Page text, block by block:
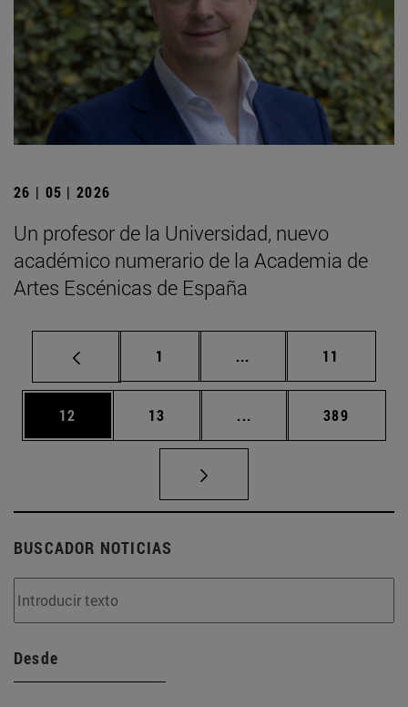
26 | 05 | 2026
Un profesor de la Universidad, nuevo
académico numerario de la Academia de
Artes Escénicas de España
Página
1 ... Páginas intermedias
Página
11
Página
12 Página
13 ... Páginas intermedias
Página
389
BUSCADOR NOTICIAS
Desde